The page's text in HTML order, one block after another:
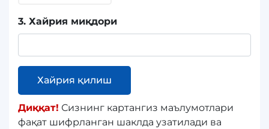
3. Хайрия миқдори
Хайрия қилиш
Диққат! Сизнинг картангиз маълумотлари
фақат шифрланган шаклда узатилади ва